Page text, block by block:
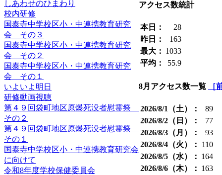
しあわせのひまわり
校内研修
国泰寺中学校区小・中連携教育研究
会 その３
国泰寺中学校区小・中連携教育研究
会 その２
国泰寺中学校区小・中連携教育研究
会 その１
いよいよ明日
研修動画視聴
第４９回袋町地区原爆死没者慰霊祭
その２
第４９回袋町地区原爆死没者慰霊祭
その１
国泰寺中学校区小・中連携教育研究会
に向けて
令和8年度学校保健委員会
アクセス数統計
本日：
28
昨日：
163
最大： 1033
平均：
55.9
8月アクセス数一覧 ［
2026/8/1（土）：
89
2026/8/2（日）：
77
2026/8/3（月）：
93
2026/8/4（火）：
110
2026/8/5（水）： 164
2026/8/6（木）： 163